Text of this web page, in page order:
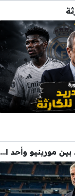
تبادل شتائم و خلاف حاد بين مورينيو وأحد افراد ادارة ريال مدريد بعد انهيار صفقة رودري